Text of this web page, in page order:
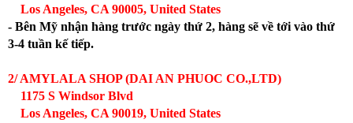
Los Angeles, CA 90005, United States
- Bên Mỹ nhận hàng trước ngày thứ 2, hàng sẽ về tới vào thứ
3-4 tuần kế tiếp.
2/ AMYLALA SHOP (DAI AN PHUOC CO.,LTD)
1175 S Windsor Blvd
Los Angeles, CA 90019, United States